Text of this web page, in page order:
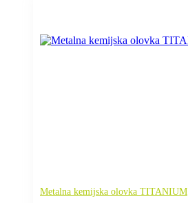
Metalna kemijska olovka TITANIUM